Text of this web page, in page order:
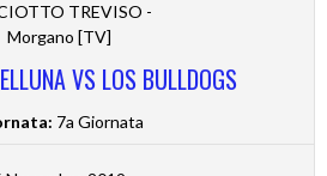
TREVISO -
Morgano [TV]
VS LOS BULLDOGS
7a Giornata